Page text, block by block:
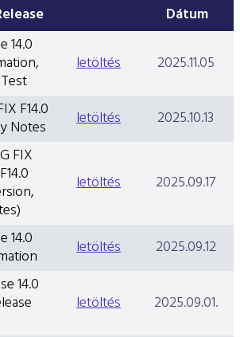
Dátum
14.0
letöltés
2025.11.05
F14.0
Notes letöltés
2025.10.13
FIX
letöltés 2025.09.17
14.0 letöltés
2025.09.12
14.0
letöltés
2025.09.01.